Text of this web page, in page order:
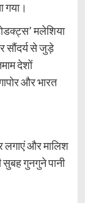
गया।
मलेशिया
सौंदर्य से जुड़े
देशों
और भारत
लगाएं और मालिश
गुनगुने पानी